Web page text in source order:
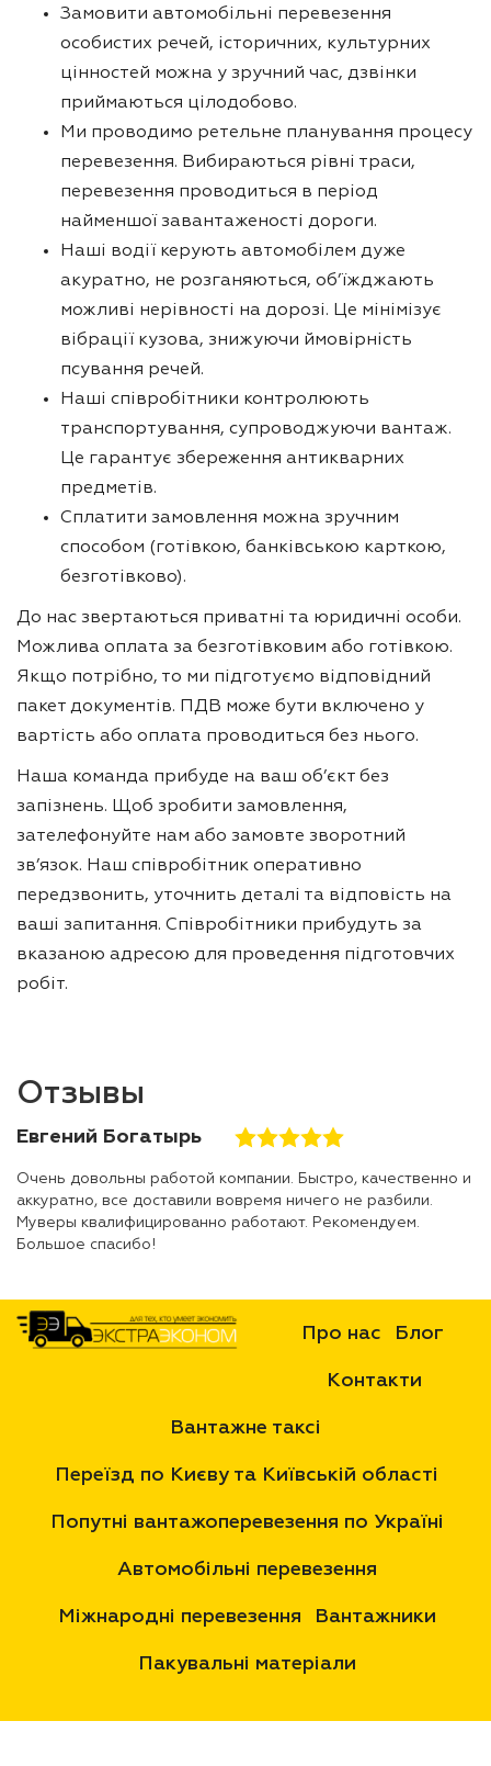
Замовити автомобільні перевезення
особистих речей, історичних, культурних
цінностей можна у зручний час, дзвінки
приймаються цілодобово.
Ми проводимо ретельне планування процесу
перевезення. Вибираються рівні траси,
перевезення проводиться в період
найменшої завантаженості дороги.
Наші водії керують автомобілем дуже
акуратно, не розганяються, об’їжджають
можливі нерівності на дорозі. Це мінімізує
вібрації кузова, знижуючи ймовірність
псування речей.
Наші співробітники контролюють
транспортування, супроводжуючи вантаж.
Це гарантує збереження антикварних
предметів.
Сплатити замовлення можна зручним
способом (готівкою, банківською карткою,
безготівково).
До нас звертаються приватні та юридичні особи.
Можлива оплата за безготівковим або готівкою.
Якщо потрібно, то ми підготуємо відповідний
пакет документів. ПДВ може бути включено у
вартість або оплата проводиться без нього.
Наша команда прибуде на ваш об’єкт без
запізнень. Щоб зробити замовлення,
зателефонуйте нам або замовте зворотний
зв’язок. Наш співробітник оперативно
передзвонить, уточнить деталі та відповість на
ваші запитання. Співробітники прибудуть за
вказаною адресою для проведення підготовчих
робіт.
Отзывы
Евгений Богатырь
Очень довольны работой компании. Быстро, качественно и
аккуратно, все доставили вовремя ничего не разбили.
Муверы квалифицированно работают. Рекомендуем.
Большое спасибо!
Про нас Блог
Контакти
Вантажне таксі
Переїзд по Києву та Київській області
Попутні вантажоперевезення по Україні
Автомобільні перевезення
Міжнародні перевезення Вантажники
Пакувальні матеріали